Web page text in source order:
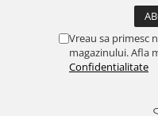
Vreau sa primesc
magazinului. Afla
Confidentialitate